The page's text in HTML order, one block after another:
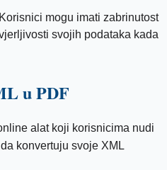
Korisnici mogu imati zabrinutost
svojih podataka kada
u PDF
alat koji korisnicima nudi
konvertuju svoje XML